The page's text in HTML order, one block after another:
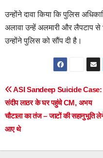
उन्होंने दावा किया कि पुलिस
अलावा उन्हें अलमारी और लैपटाप से
उन्होंने पुलिस को सौंप दी है।
Post
navigation
ASI Sandeep Suicide Case:
संदीप लाठर के घर पहुंचे CM, अभय
चौटाला का तंज – जाटों की सहानुभूति
आए थे